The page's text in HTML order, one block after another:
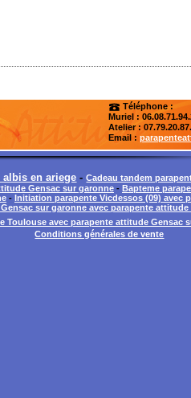
Téléphone :
Muriel :
Atelier:
Email :
albis en ariege -Cadeau tandem
Gensac sur garonne - Bapteme
- Initiation parapente Vicdessos (09) avec
sur garonne avec parapente
Toulouse avec parapente attitude Gensac
Conditions générales de vente